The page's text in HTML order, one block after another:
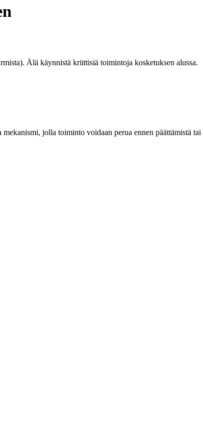
Älä käynnistä kriittisiä toimintoja kosketuksen alussa.
jolla toiminto voidaan perua ennen päättämistä